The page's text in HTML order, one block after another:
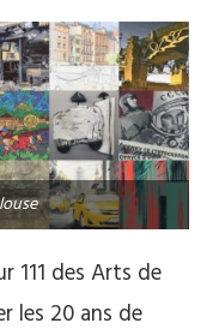
111 des Arts de
les 20 ans de